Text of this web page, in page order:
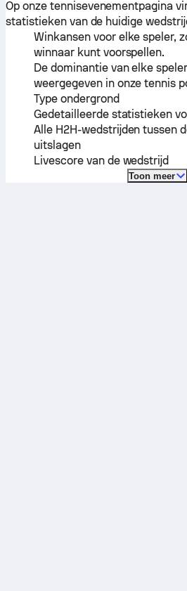
Op onze tennisevenementpagina
statistieken van de huidige
Winkansen voor elke speler,
winnaar kunt voorspellen.
De dominantie van elke
weergegeven in onze tennis
Type ondergrond
Gedetailleerde statistieken
Alle H2H-wedstrijden tussen
uitslagen
Livescore van de wedstrijd
Toon meer